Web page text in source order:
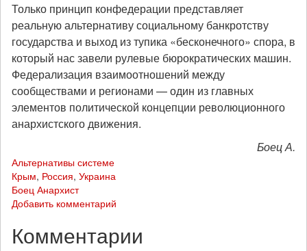
Только принцип конфедерации представляет
реальную альтернативу социальному банкротству
государства и выход из тупика «бесконечного» спора, в
который нас завели рулевые бюрократических машин.
Федерализация взаимоотношений между
сообществами и регионами — один из главных
элементов политической концепции революционного
анархистского движения.
Боец А.
Альтернативы системе
Крым, Россия, Украина
Боец Анархист
Добавить комментарий
Комментарии